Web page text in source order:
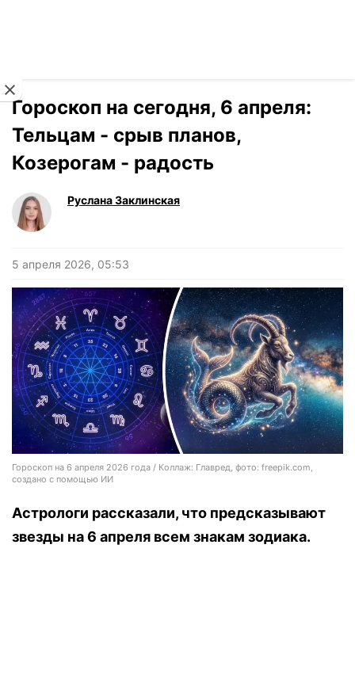
Гороскоп на сегодня, 6 апреля:
Тельцам - срыв планов,
Козерогам - радость
Руслана Заклинская
5 апреля 2026, 05:53
Гороскоп на 6 апреля 2026 года / Коллаж: Главред, фото: freepik.com,
создано с помощью ИИ
Астрологи рассказали, что предсказывают
звезды на 6 апреля всем знакам зодиака.